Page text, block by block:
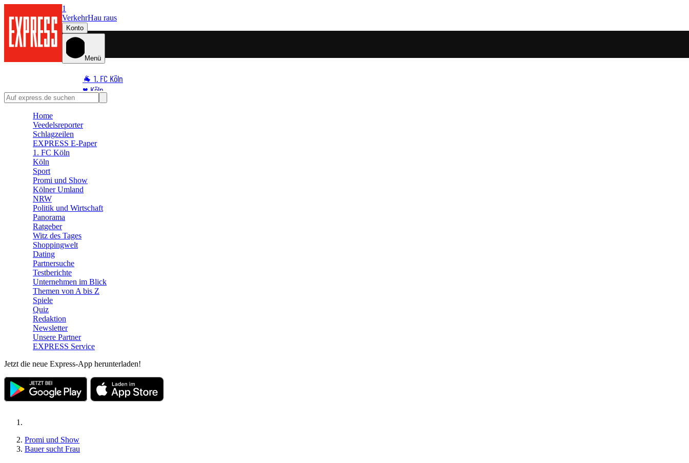
1
VerkehrHau raus
Konto
Menü
🐐 1. FC Köln
♥️ Köln
⭐ Promi
🛒 Shoppingwelt
🧩 Spiele
Home
Veedelsreporter
Schlagzeilen
EXPRESS E-Paper
1. FC Köln
Köln
Sport
Promi und Show
Kölner Umland
NRW
Politik und Wirtschaft
Panorama
Ratgeber
Witz des Tages
Shoppingwelt
Dating
Partnersuche
Testberichte
Unternehmen im Blick
Themen von A bis Z
Spiele
Quiz
Redaktion
Newsletter
Unsere Partner
EXPRESS Service
Jetzt die neue Express-App herunterladen!
Promi und Show
Bauer sucht Frau